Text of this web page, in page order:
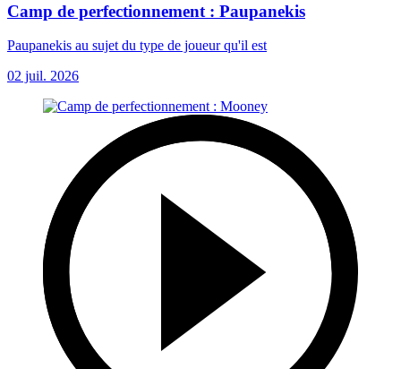
Camp de perfectionnement : Paupanekis
Paupanekis au sujet du type de joueur qu'il est
02 juil. 2026